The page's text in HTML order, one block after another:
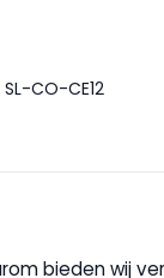
SL-CO-CE12
bieden wij